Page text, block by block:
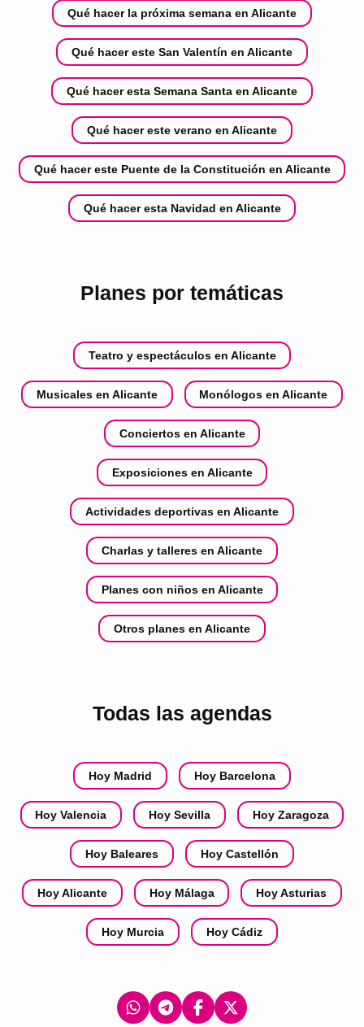
Qué hacer la próxima semana en Alicante
Qué hacer este San Valentín en Alicante
Qué hacer esta Semana Santa en Alicante
Qué hacer este verano en Alicante
Qué hacer este Puente de la Constitución en Alicante
Qué hacer esta Navidad en Alicante
Planes por temáticas
Teatro y espectáculos en Alicante
Musicales en Alicante Monólogos en Alicante
Conciertos en Alicante
Exposiciones en Alicante
Actividades deportivas en Alicante
Charlas y talleres en Alicante
Planes con niños en Alicante
Otros planes en Alicante
Todas las agendas
Hoy Madrid Hoy Barcelona
Hoy Valencia Hoy Sevilla Hoy Zaragoza
Hoy Baleares Hoy Castellón
Hoy Alicante Hoy Málaga Hoy Asturias
Hoy Murcia Hoy Cádiz